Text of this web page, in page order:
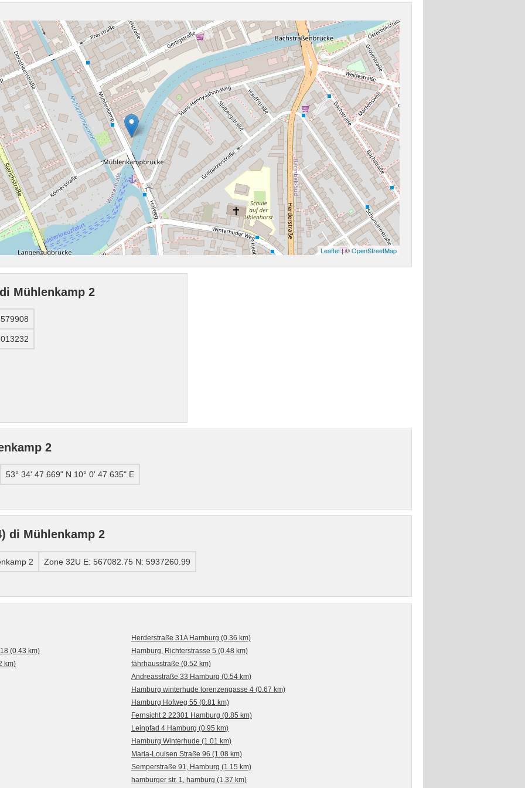
Leaflet| ©OpenStreetMap
Mühlenkamp 2
2
53° 34' 47.669" N 10° 0' 47.635" E
di Mühlenkamp 2
2 Zone 32U E: 567082.75 N: 5937260.99
Herderstraße 31A Hamburg (0.36 km)
(0.43 km)
Hamburg, Richterstrasse 5 (0.48 km)
km)
fährhausstraße (0.52 km)
Andreasstraße 33 Hamburg (0.54 km)
Hamburg winterhude lorenzengasse 4 (0.67 km)
Hamburg Hofweg 55 (0.81 km)
Fernsicht 2 22301 Hamburg (0.85 km)
Leinpfad 4 Hamburg (0.95 km)
Hamburg Winterhude (1.01 km)
Maria-Louisen Straße 96 (1.08 km)
Semperstraße 91, Hamburg (1.15 km)
hamburger str. 1, hamburg (1.37 km)